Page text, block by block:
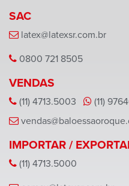
SAC
latex@latexsr.com.br
0800 721 8505
VENDAS
(11) 4713.5003
(11)
IMPORTAR /
(11) 4713.5000